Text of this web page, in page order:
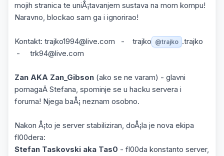
mojih stranica te uniÅ¡tavanjem sustava na mom kompu!
Naravno, blockao sam ga i ignorirao!
Kontakt: trajko1994@live.com - trajko @trajko .trajko
- trk94@live.com
Zan AKA Zan_Gibson (ako se ne varam) - glavni
pomagaÄ Stefana, spominje se u hacku servera i
foruma! Njega baÅ¡ neznam osobno.
Nakon Å¡to je server stabiliziran, doÅ¡la je nova ekipa
fl00dera:
Stefan Taskovski aka Tas0 - fl00da konstanto server,